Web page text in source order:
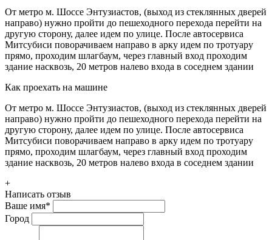
От метро м. Шоссе Энтузиастов, (выход из стеклянных дверей
направо) нужно пройти до пешеходного перехода перейти на
другую сторону, далее идем по улице. После автосервиса
Митсубиси поворачиваем направо в арку идем по тротуару
прямо, проходим шлагбаум, через главный вход проходим
здание насквозь, 20 метров налево входа в соседнем здании
Как проехать на машине
От метро м. Шоссе Энтузиастов, (выход из стеклянных дверей
направо) нужно пройти до пешеходного перехода перейти на
другую сторону, далее идем по улице. После автосервиса
Митсубиси поворачиваем направо в арку идем по тротуару
прямо, проходим шлагбаум, через главный вход проходим
здание насквозь, 20 метров налево входа в соседнем здании
+
Написать отзыв
Ваше имя*
Город